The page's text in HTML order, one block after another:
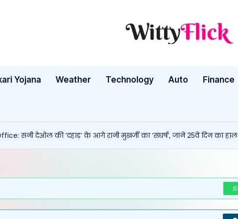
W
ty
ic
k:
te
WittyFlick:
Tech
Around
Yojana Weather Technology Auto Finance
सनी देओल की ‘दहाड़’ के आगे रानी मुखर्जी का ‘संघर्ष’, जानें 25वें दिन का हाल